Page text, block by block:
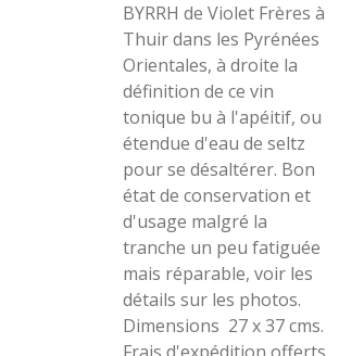
BYRRH de Violet Frères à
Thuir dans les Pyrénées
Orientales, à droite la
définition de ce vin
tonique bu à l'apéitif, ou
étendue d'eau de seltz
pour se désaltérer. Bon
état de conservation et
d'usage malgré la
tranche un peu fatiguée
mais réparable, voir les
détails sur les photos.
Dimensions 27 x 37 cms.